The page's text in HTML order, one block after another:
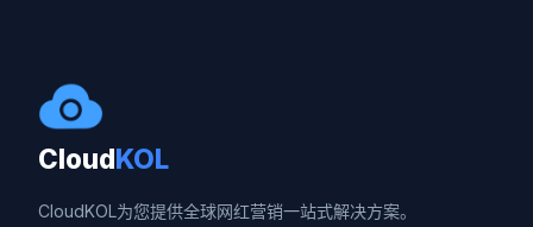
CloudKOL
CloudKOL为您提供全球网红营销一站式解决方案。